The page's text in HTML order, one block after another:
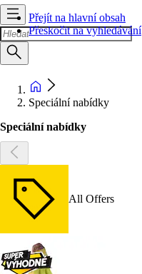
Přejít na hlavní obsah
Přeskočit na vyhledávání
Speciální nabídky
Speciální nabídky
All Offers